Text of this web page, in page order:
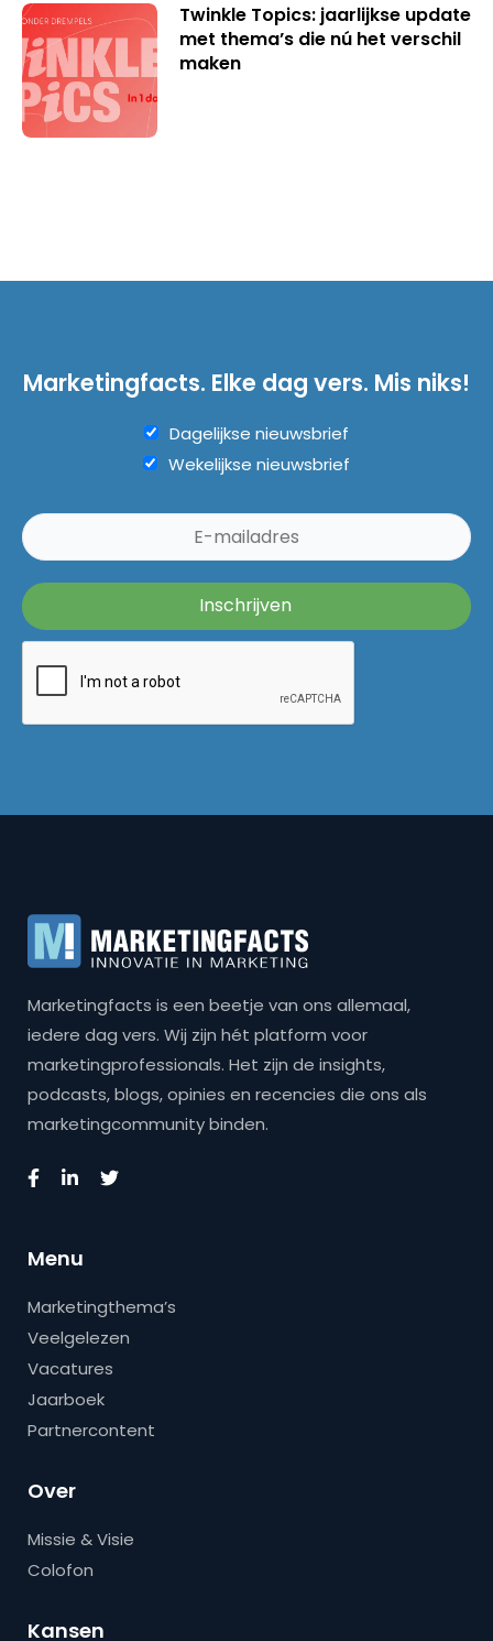
Twinkle Topics: jaarlijkse update
met thema’s die nú het verschil
maken
Marketingfacts. Elke dag vers. Mis niks!
Dagelijkse nieuwsbrief
Wekelijkse nieuwsbrief
Marketingfacts is een beetje van ons allemaal,
iedere dag vers. Wij zijn hét platform voor
marketingprofessionals. Het zijn de insights,
podcasts, blogs, opinies en recencies die ons als
marketingcommunity binden.
Menu
Marketingthema’s
Veelgelezen
Vacatures
Jaarboek
Partnercontent
Over
Missie & Visie
Colofon
Kansen